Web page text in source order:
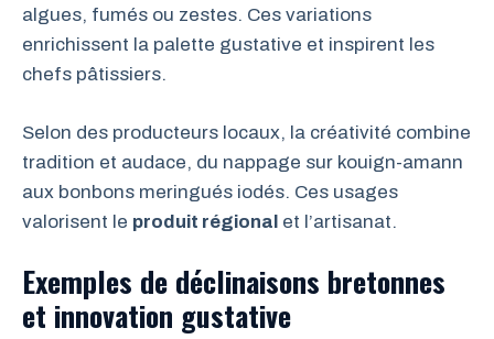
algues, fumés ou zestes. Ces variations
enrichissent la palette gustative et inspirent les
chefs pâtissiers.
Selon des producteurs locaux, la créativité combine
tradition et audace, du nappage sur kouign-amann
aux bonbons meringués iodés. Ces usages
valorisent le produit régional et l’artisanat.
Exemples de déclinaisons bretonnes
et innovation gustative